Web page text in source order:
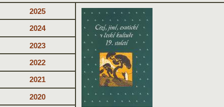
2025
2024
2023
2022
2021
2020